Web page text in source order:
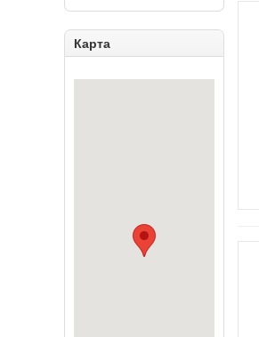
Карта